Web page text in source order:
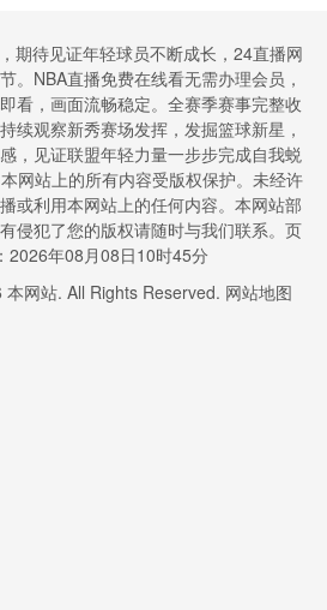
期待见证年轻球员不断成长，24直播网
。NBA直播免费在线看无需办理会员，
看，画面流畅稳定。全赛季赛事完整收
续观察新秀赛场发挥，发掘篮球新星，
，见证联盟年轻力量一步步完成自我蜕
网站上的所有内容受版权保护。未经许
或利用本网站上的任何内容。本网站部
侵犯了您的版权请随时与我们联系。页
2026年08月08日10时45分
本网站. All Rights Reserved. 网站地图